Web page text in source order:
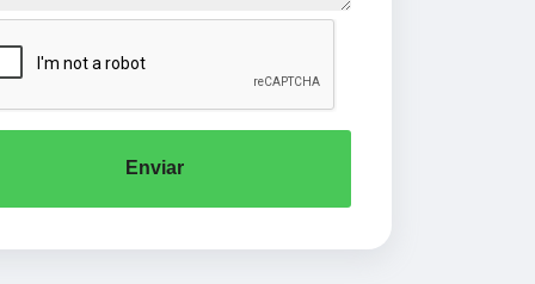
Enviar